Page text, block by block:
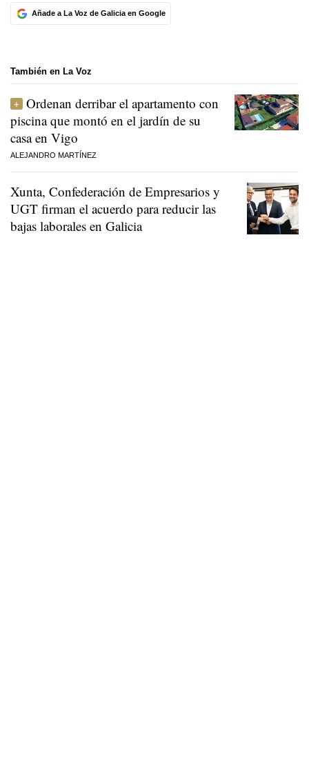
Añade a La Voz de Galicia en Google
También en La Voz
Ordenan derribar el apartamento con
piscina que montó en el jardín de su
casa en Vigo
ALEJANDRO MARTÍNEZ
Xunta, Confederación de Empresarios y
UGT firman el acuerdo para reducir las
bajas laborales en Galicia